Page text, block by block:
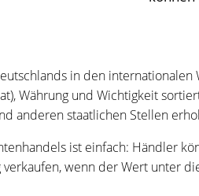
in den
Währung und Wichtigkeit
anderen staatlichen Stellen
ist einfach: Händler
wenn der Wert unter